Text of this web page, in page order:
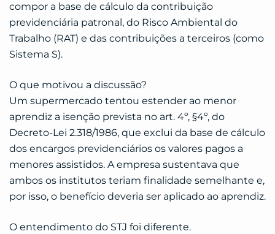
compor a base de cálculo da contribuição
previdenciária patronal, do Risco Ambiental do
Trabalho (RAT) e das contribuições a terceiros (como
Sistema S).
O que motivou a discussão?
Um supermercado tentou estender ao menor
aprendiz a isenção prevista no art. 4º, §4º, do
Decreto-Lei 2.318/1986, que exclui da base de cálculo
dos encargos previdenciários os valores pagos a
menores assistidos. A empresa sustentava que
ambos os institutos teriam finalidade semelhante e,
por isso, o benefício deveria ser aplicado ao aprendiz.
O entendimento do STJ foi diferente.